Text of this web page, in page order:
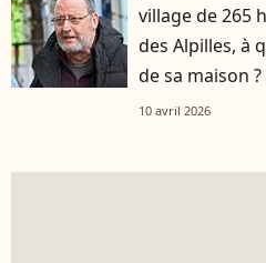
village de 265
des Alpilles, à
de sa maison ?
10 avril 2026